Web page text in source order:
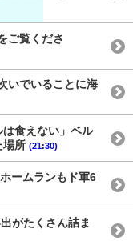
ご覧くださ
いでいることに海
は食えない」ベル
場所 (21:30)
ームランもド軍6
がたくさん詰ま